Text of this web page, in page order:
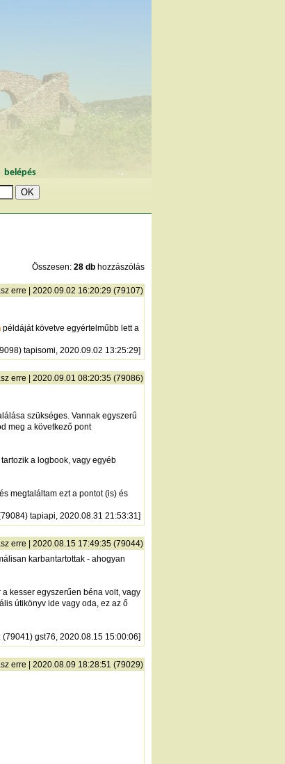
belépés
Összesen: 28 db hozzászólás
erre | 2020.09.02 16:20:29 (79107)
példáját követve egyértelműbb lett a
tapisomi, 2020.09.02 13:25:29]
erre | 2020.09.01 08:20:35 (79086)
szükséges. Vannak egyszerű
meg a következő pont
a logbook, vagy egyéb
megtaláltam ezt a pontot (is) és
tapiapi, 2020.08.31 21:53:31]
erre | 2020.08.15 17:49:35 (79044)
karbantartottak - ahogyan
kesser egyszerűen béna volt, vagy
útikönyv ide vagy oda, ez az ő
: (79041) gst76, 2020.08.15 15:00:06]
erre | 2020.08.09 18:28:51 (79029)